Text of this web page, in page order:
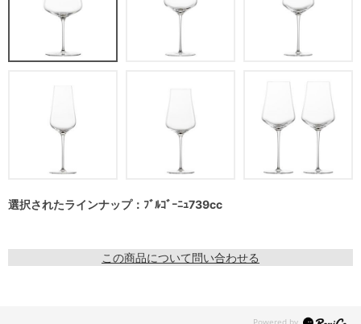
選択されたラインナップ：ﾌﾞﾙｺﾞｰﾆｭ739cc
この商品について問い合わせる